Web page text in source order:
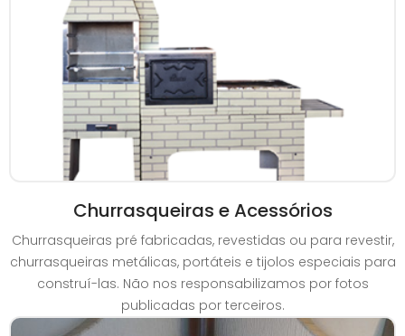
Churrasqueiras e Acessórios
Churrasqueiras pré fabricadas, revestidas ou para revestir,
churrasqueiras metálicas, portáteis e tijolos especiais para
construí-las. Não nos responsabilizamos por fotos
publicadas por terceiros.